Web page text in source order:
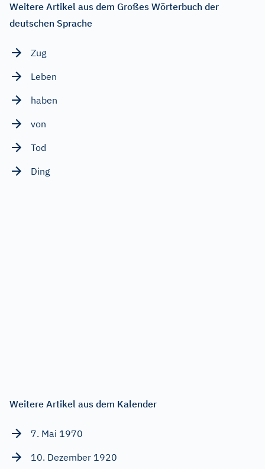
Weitere Artikel aus dem Großes Wörterbuch der
deutschen Sprache
Zug
Leben
haben
von
Tod
Ding
Weitere Artikel aus dem Kalender
7. Mai 1970
10. Dezember 1920